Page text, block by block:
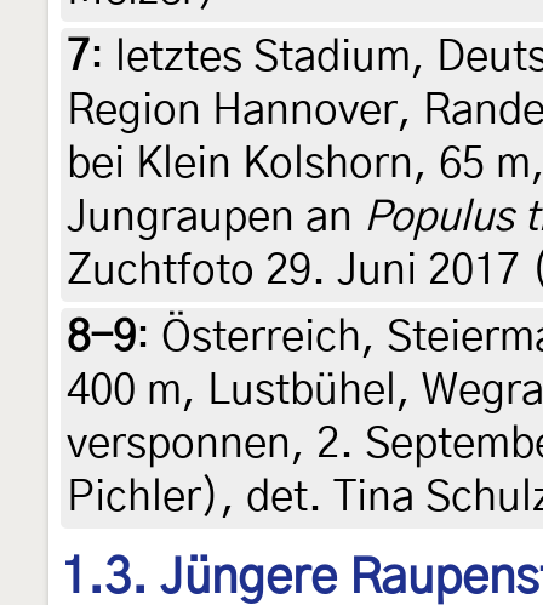
7:
letztes Stadium,
Region Hannover,
bei Klein Kolshorn, 65
Jungraupen an Populus
Zuchtfoto 29. Juni
8-9: Österreich,
400 m, Lustbühel,
versponnen, 2.
Pichler), det. Tina
1.3. Jüngere